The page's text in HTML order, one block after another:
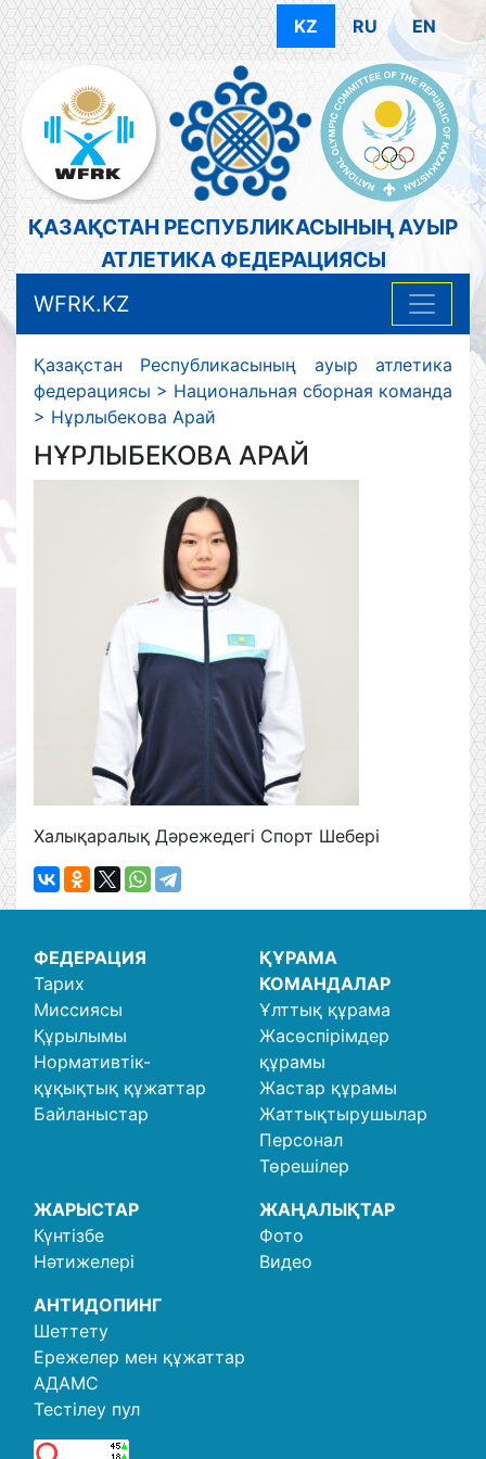
KZ RU EN
ҚАЗАҚСТАН РЕСПУБЛИКАСЫНЫҢ АУЫР
АТЛЕТИКА ФЕДЕРАЦИЯСЫ
WFRK.KZ
Қазақстан Республикасының ауыр атлетика
федерациясы > Национальная сборная команда
> Нұрлыбекова Арай
НҰРЛЫБЕКОВА АРАЙ
Халықаралық Дәрежедегі Спорт Шебері
ФЕДЕРАЦИЯ
Тарих
Миссиясы
Құрылымы
Нормативтік-
құқықтық құжаттар
Байланыстар
ҚҰРАМА
КОМАНДАЛАР
Ұлттық құрама
Жасөспірімдер
құрамы
Жастар құрамы
Жаттықтырушылар
Персонал
Төрешілер
ЖАРЫСТАР
Күнтізбе
Нәтижелері
ЖАҢАЛЫҚТАР
Фото
Видео
АНТИДОПИНГ
Шеттету
Ережелер мен құжаттар
АДАМС
Тестілеу пул